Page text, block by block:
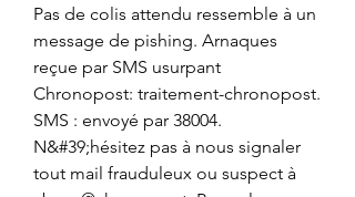
Pas de colis attendu ressemble à un
message de pishing. Arnaques
reçue par SMS usurpant
Chronopost: traitement-chronopost.
SMS : envoyé par 38004.
N&#39;hésitez pas à nous signaler
tout mail frauduleux ou suspect à